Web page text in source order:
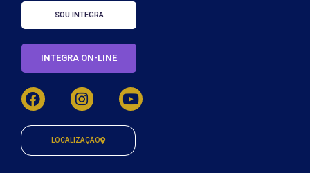
SOU INTEGRA
INTEGRA ON-LINE
LOCALIZAÇÃO